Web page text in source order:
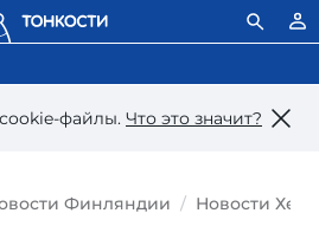
файлы. Что это значит?
Финляндии Новости